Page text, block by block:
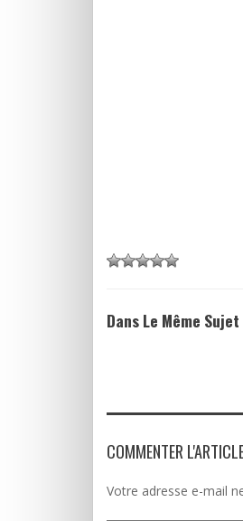
Dans Le Même Sujet
COMMENTER
Votre adresse e-mail